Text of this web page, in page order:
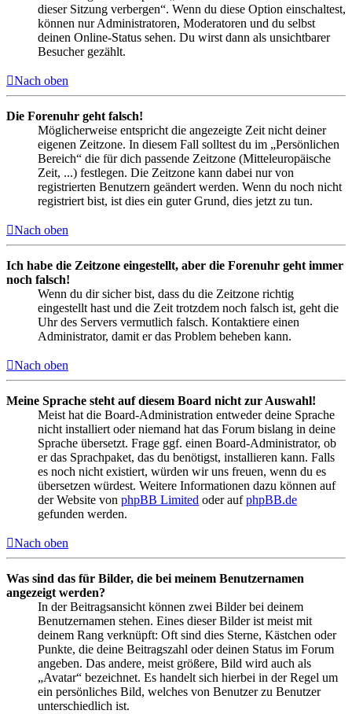
dieser Sitzung verbergen“. Wenn du diese Option einschaltest,
können nur Administratoren, Moderatoren und du selbst
deinen Online-Status sehen. Du wirst dann als unsichtbarer
Besucher gezählt.
Nach oben
Die Forenuhr geht falsch!
Möglicherweise entspricht die angezeigte Zeit nicht deiner
eigenen Zeitzone. In diesem Fall solltest du im „Persönlichen
Bereich“ die für dich passende Zeitzone (Mitteleuropäische
Zeit, ...) festlegen. Die Zeitzone kann dabei nur von
registrierten Benutzern geändert werden. Wenn du noch nicht
registriert bist, ist dies ein guter Grund, dies jetzt zu tun.
Nach oben
Ich habe die Zeitzone eingestellt, aber die Forenuhr geht immer
noch falsch!
Wenn du dir sicher bist, dass du die Zeitzone richtig
eingestellt hast und die Zeit trotzdem noch falsch ist, geht die
Uhr des Servers vermutlich falsch. Kontaktiere einen
Administrator, damit er das Problem beheben kann.
Nach oben
Meine Sprache steht auf diesem Board nicht zur Auswahl!
Meist hat die Board-Administration entweder deine Sprache
nicht installiert oder niemand hat das Forum bislang in deine
Sprache übersetzt. Frage ggf. einen Board-Administrator, ob
er das Sprachpaket, das du benötigst, installieren kann. Falls
es noch nicht existiert, würden wir uns freuen, wenn du es
übersetzen würdest. Weitere Informationen dazu können auf
der Website von phpBB Limited oder aufphpBB.de
gefunden werden.
Nach oben
Was sind das für Bilder, die bei meinem Benutzernamen
angezeigt werden?
In der Beitragsansicht können zwei Bilder bei deinem
Benutzernamen stehen. Eines dieser Bilder ist meist mit
deinem Rang verknüpft: Oft sind dies Sterne, Kästchen oder
Punkte, die deine Beitragszahl oder deinen Status im Forum
angeben. Das andere, meist größere, Bild wird auch als
„Avatar“ bezeichnet. Es handelt sich hierbei in der Regel um
ein persönliches Bild, welches von Benutzer zu Benutzer
unterschiedlich ist.